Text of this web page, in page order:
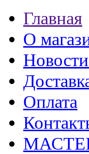
Главная
О
Оплата